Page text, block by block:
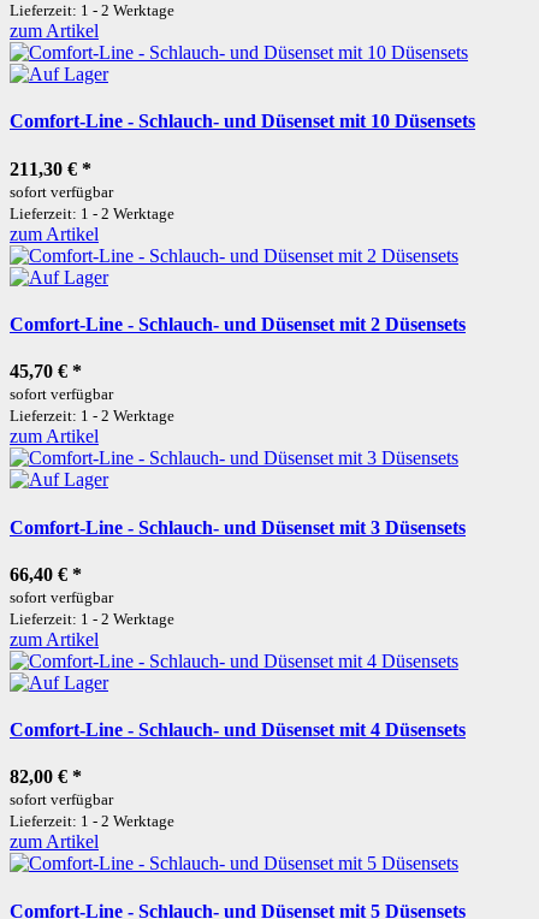
Lieferzeit: 1 - 2 Werktage
zum Artikel
Comfort-Line - Schlauch- und Düsenset mit 10 Düsensets
211,30 € *
sofort verfügbar
Lieferzeit: 1 - 2 Werktage
zum Artikel
Comfort-Line - Schlauch- und Düsenset mit 2 Düsensets
45,70 € *
sofort verfügbar
Lieferzeit: 1 - 2 Werktage
zum Artikel
Comfort-Line - Schlauch- und Düsenset mit 3 Düsensets
66,40 € *
sofort verfügbar
Lieferzeit: 1 - 2 Werktage
zum Artikel
Comfort-Line - Schlauch- und Düsenset mit 4 Düsensets
82,00 € *
sofort verfügbar
Lieferzeit: 1 - 2 Werktage
zum Artikel
Comfort-Line - Schlauch- und Düsenset mit 5 Düsensets